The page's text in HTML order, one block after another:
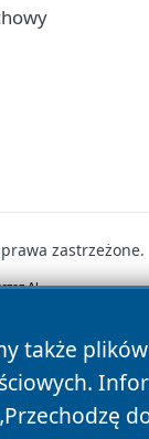
także
zastrzeżone.